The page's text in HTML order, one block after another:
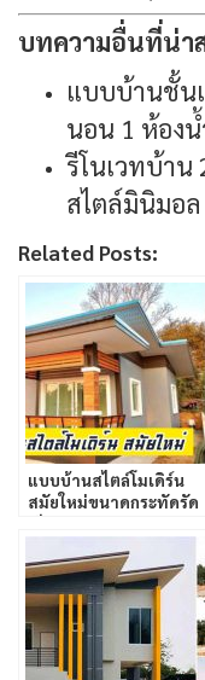
บทความอื่นที่น่า
แบบบ้านชั้น
นอน 1 ห้อง
รีโนเวทบ้าน
สไตล์มินิมอล
Related Posts:
แบบบ้านสไตล์โมเดิร์น
สมัยใหม่ขนาดกระทัดรัด